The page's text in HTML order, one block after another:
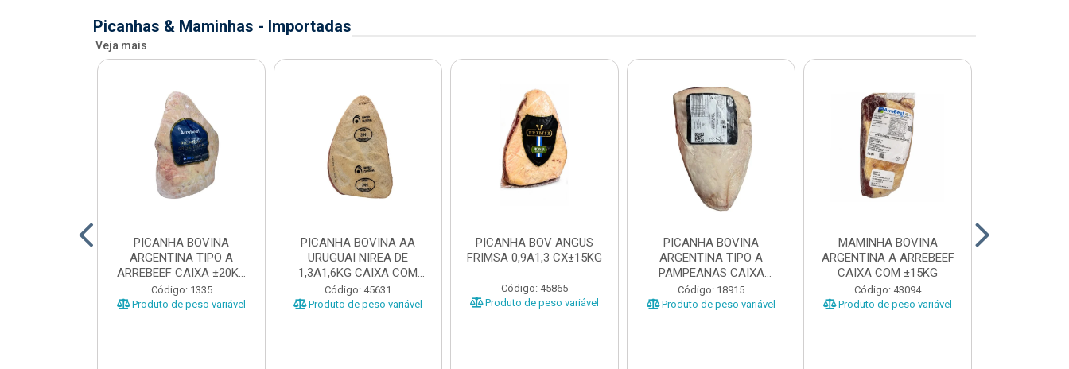
Picanhas & Maminhas - Importadas
Veja mais
PICANHA BOVINA
ARGENTINA TIPO A
ARREBEEF CAIXA ±20KG
PEÇAS 1...
Código: 1335
Produto de peso variável
PICANHA BOVINA AA
URUGUAI NIREA DE
1,3A1,6KG CAIXA COM
±15KG
Código: 45631
Produto de peso variável
PICANHA BOV ANGUS
FRIMSA 0,9A1,3 CX±15KG
Código: 45865
Produto de peso variável
PICANHA BOVINA
ARGENTINA TIPO A
PAMPEANAS CAIXA
±20KG PEÇAS ...
Código: 18915
Produto de peso variável
MAMINHA BOVINA
ARGENTINA A ARREBEEF
CAIXA COM ±15KG
Código: 43094
Produto de peso variável